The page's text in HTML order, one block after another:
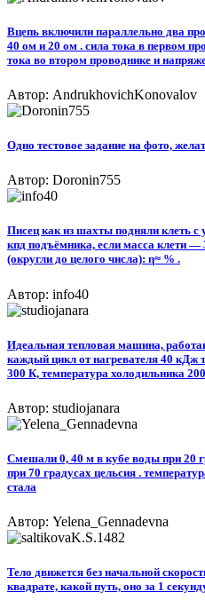
Вцепь включили параллельно два
40 ом и 20 ом . сила тока в первом
тока во втором проводнике и
Автор: AndrukhovichKonovalov
Одно тестовое задание на фото,
Автор: Doronin755
Писец как из шахты подняли клеть с
кпд подъёмника, если масса клети —
(округли до целого числа): η≈ % .
Автор: info40
Идеальная тепловая машина,
каждый цикл от нагревателя 40 кДж
300 К, температура холодильника
Автор: studiojanara
Смешали 0, 40 м в кубе воды при 20
при 70 градусах цельсия .
стала
Автор: Yelena_Gennadevna
Тело движется без начальной
квадрате, какой путь, оно за 1